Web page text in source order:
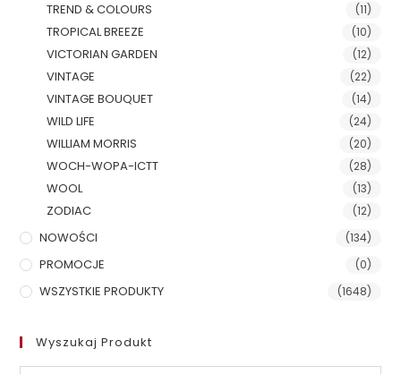
TREND & COLOURS (11)
TROPICAL BREEZE (10)
VICTORIAN GARDEN (12)
VINTAGE (22)
VINTAGE BOUQUET (14)
WILD LIFE (24)
WILLIAM MORRIS (20)
WOCH-WOPA-ICTT (28)
WOOL (13)
ZODIAC (12)
NOWOŚCI (134)
PROMOCJE (0)
WSZYSTKIE PRODUKTY (1648)
Wyszukaj Produkt